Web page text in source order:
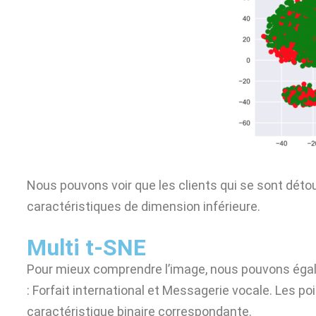
Nous pouvons voir que les clients qui se sont
caractéristiques de dimension inférieure.
Multi t-SNE
Pour mieux comprendre l’image, nous pouvons
: Forfait international et Messagerie vocale. Les
caractéristique binaire correspondante.